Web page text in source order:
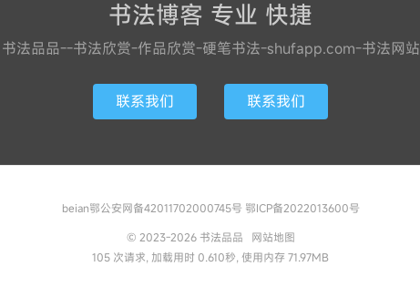
书法博客 专业 快捷
书法品品--书法欣赏-作品欣赏-硬笔书法-shufapp.com-书法网站
联系我们 联系我们
beian鄂公安网备42011702000745号 鄂ICP备2022013600号
© 2023-2026书法品品
网站地图
105 次请求, 加载用时 0.610秒, 使用内存 71.97MB